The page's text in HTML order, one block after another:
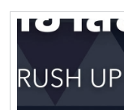
ปราสาท ในพระบร
ในครั้งนี้เป็นไปด้วยค
แสดงความจงรักภั
ที่สุดมิได้ของมเด็จพ
ราชชนนีพันปีหลวง